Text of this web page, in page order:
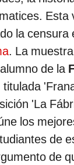
Esta
la censura
. La
de la
titulada
'La
los
de
de